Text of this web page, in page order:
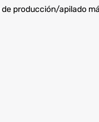
producción/apilado